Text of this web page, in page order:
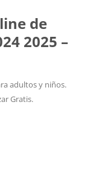
de
2025 –
adultos y niños.
Gratis.